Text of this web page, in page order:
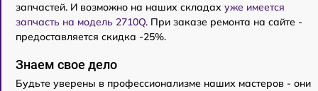
запчастей. И возможно на наших складах уже имеется
запчасть на модель 2710Q. При заказе ремонта на сайте -
предоставляется скидка -25%.
Знаем свое дело
Будьте уверены в профессионализме наших мастеров - они